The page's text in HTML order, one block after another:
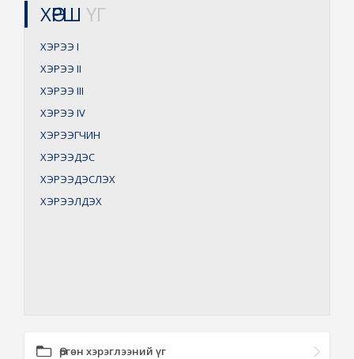
ХӨРШ ҮГ
ХЭРЭЭ I
ХЭРЭЭ II
ХЭРЭЭ III
ХЭРЭЭ IV
ХЭРЭЭГЧИН
ХЭРЭЭДЭС
ХЭРЭЭДЭСЛЭХ
ХЭРЭЭЛДЭХ
Өргөн хэрэглээний үг